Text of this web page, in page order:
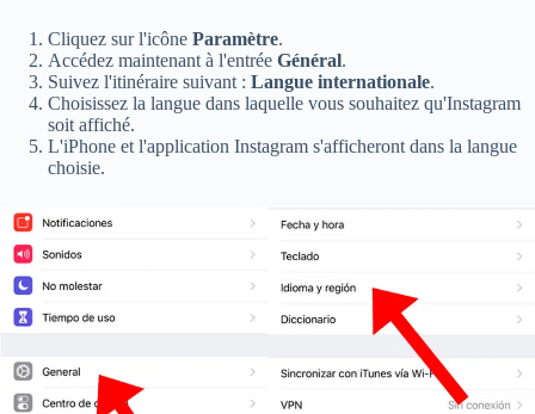
Cliquez sur l'icône Paramètre.
Accédez maintenant à l'entrée Général.
Suivez l'itinéraire suivant : Langue internationale.
Choisissez la langue dans laquelle vous souhaitez qu'Instagram
soit affiché.
L'iPhone et l'application Instagram s'afficheront dans la langue
choisie.